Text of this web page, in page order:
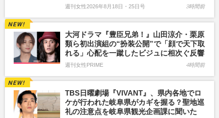
週刊女性2026年8月18日・25日号 3時間前
大河ドラマ『豊臣兄弟！』山田涼介・栗原
類ら初出演組の“扮装公開”で「顔で天下取
れる」心配を一蹴したビジュに相次ぐ反響
週刊女性PRIME 4時間前
TBS日曜劇場『VIVANT』、県内各地でロ
ケが行われた岐阜県がカギを握る？聖地巡
礼の注意点を岐阜県観光企画課に聞いた